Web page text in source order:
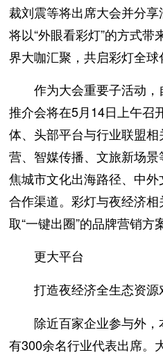
裁刘震等将出席大会并分
将以“外眼看彩灯”的方式
界大咖汇聚，共启彩灯全球
作为大会重要子活动
推介会将在5月14日上午召
体、头部平台与行业联盟
营、智媒传播、文旅新场
焦城市文化出海路径、中
合作渠道。彩灯与夜经济
取“一键出圈”的品牌营销方
更大平台
打造夜经济全生态资
除近百家企业参与外
有300余名行业代表出席。